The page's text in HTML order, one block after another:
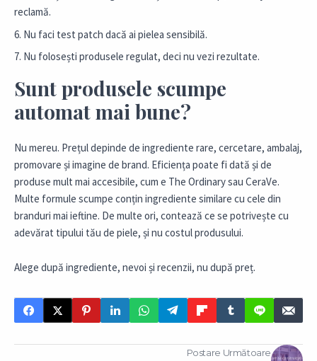
reclamă.
Nu faci test patch dacă ai pielea sensibilă.
Nu folosești produsele regulat, deci nu vezi rezultate.
Sunt produsele scumpe
automat mai bune?
Nu mereu. Prețul depinde de ingrediente rare, cercetare, ambalaj,
promovare și imagine de brand. Eficiența poate fi dată și de
produse mult mai accesibile, cum e The Ordinary sau CeraVe.
Multe formule scumpe conțin ingrediente similare cu cele din
branduri mai ieftine. De multe ori, contează ce se potrivește cu
adevărat tipului tău de piele, și nu costul produsului.
Alege după ingrediente, nevoi și recenzii, nu după preț.
Postare Următoare